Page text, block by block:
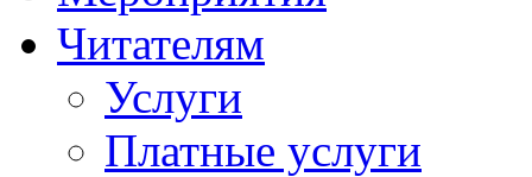
Читателям
Услуги
Платные услуги